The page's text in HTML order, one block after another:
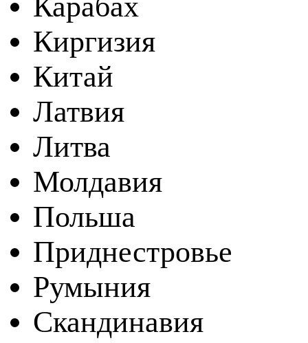
Киргизия
Китай
Латвия
Литва
Молдавия
Польша
Приднестровье
Румыния
Скандинавия